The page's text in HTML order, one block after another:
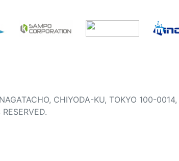
CHIYODA-KU, TOKYO 100-